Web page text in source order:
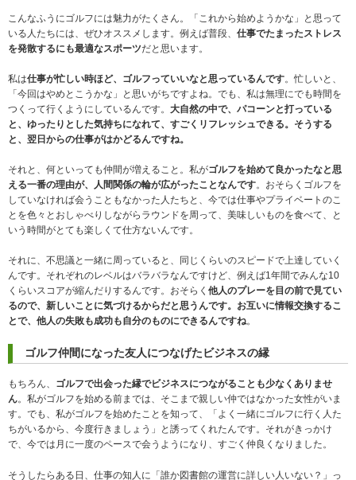
こんなふうにゴルフには魅力がたくさん。「これから始めようかな」と思って
いる人たちには、ぜひオススメします。例えば普段、 仕事でたまったストレス
を発散するにも最適なスポーツだと思います。
私は仕事が忙しい時ほど、ゴルフっていいなと思っているんです。忙しいと、
「今回はやめとこうかな」と思いがちですよね。でも、私は無理にでも時間を
つくって行くようにしているんです。 大自然の中で、パコーンと打っている
と、ゆったりとした気持ちになれて、すごくリフレッシュできる。そうする
と、翌日からの仕事がはかどるんですね。
それと、何といっても仲間が増えること。私がゴルフを始めて良かったなと思
える一番の理由が、人間関係の輪が広がったことなんです。おそらくゴルフを
していなければ会うこともなかった人たちと、今では仕事やプライベートのこ
とを色々とおしゃべりしながらラウンドを周って、美味しいものを食べて、と
いう時間がとても楽しくて仕方ないんです。
それに、不思議と一緒に周っていると、同じくらいのスピードで上達していく
んです。それぞれのレベルはバラバラなんですけど、例えば1年間でみんな10
くらいスコアが縮んだりするんです。おそらく 他人のプレーを目の前で見てい
るので、新しいことに気づけるからだと思うんです。お互いに情報交換するこ
とで、他人の失敗も成功も自分のものにできるんですね。
ゴルフ仲間になった友人につなげたビジネスの縁
もちろん、 ゴルフで出会った縁でビジネスにつながることも少なくありませ
ん。私がゴルフを始める前までは、そこまで親しい仲ではなかった女性がいま
す。でも、私がゴルフを始めたことを知って、「よく一緒にゴルフに行く人た
ちがいるから、今度行きましょう」と誘ってくれたんです。それがきっかけ
で、今では月に一度のペースで会うようになり、すごく仲良くなりました。
そうしたらある日、仕事の知人に「誰か図書館の運営に詳しい人いない？」っ